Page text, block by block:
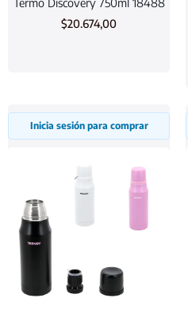
$20.674,00
Inicia sesión para comprar